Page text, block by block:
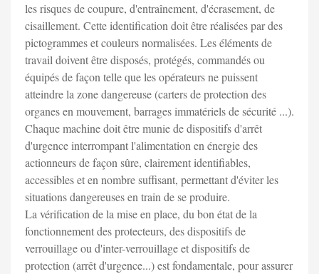
les risques de coupure, d'entraînement, d'écrasement, de
cisaillement. Cette identification doit être réalisées par des
pictogrammes et couleurs normalisées. Les éléments de
travail doivent être disposés, protégés, commandés ou
équipés de façon telle que les opérateurs ne puissent
atteindre la zone dangereuse (carters de protection des
organes en mouvement, barrages immatériels de sécurité ...).
Chaque machine doit être munie de dispositifs d'arrêt
d'urgence interrompant l'alimentation en énergie des
actionneurs de façon sûre, clairement identifiables,
accessibles et en nombre suffisant, permettant d'éviter les
situations dangereuses en train de se produire.
La vérification de la mise en place, du bon état de la
fonctionnement des protecteurs, des dispositifs de
verrouillage ou d'inter-verrouillage et dispositifs de
protection (arrêt d'urgence...) est fondamentale, pour assurer